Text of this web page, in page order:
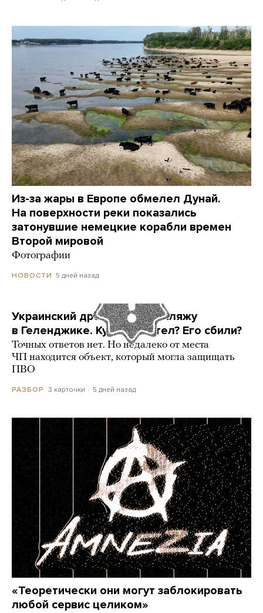
Из-за жары в Европе обмелел Дунай.
На поверхности реки показались
затонувшие немецкие корабли времен
Второй мировой
Фотографии
НОВОСТИ 5 дней назад
Украинский дрон попал по пляжу
в Геленджике. Куда он летел? Его сбили?
Точных ответов нет. Но недалеко от места
ЧП находится объект, который могла защищать
ПВО
РАЗБОР 3 карточки 5 дней назад
«Теоретически они могут заблокировать
любой сервис целиком»